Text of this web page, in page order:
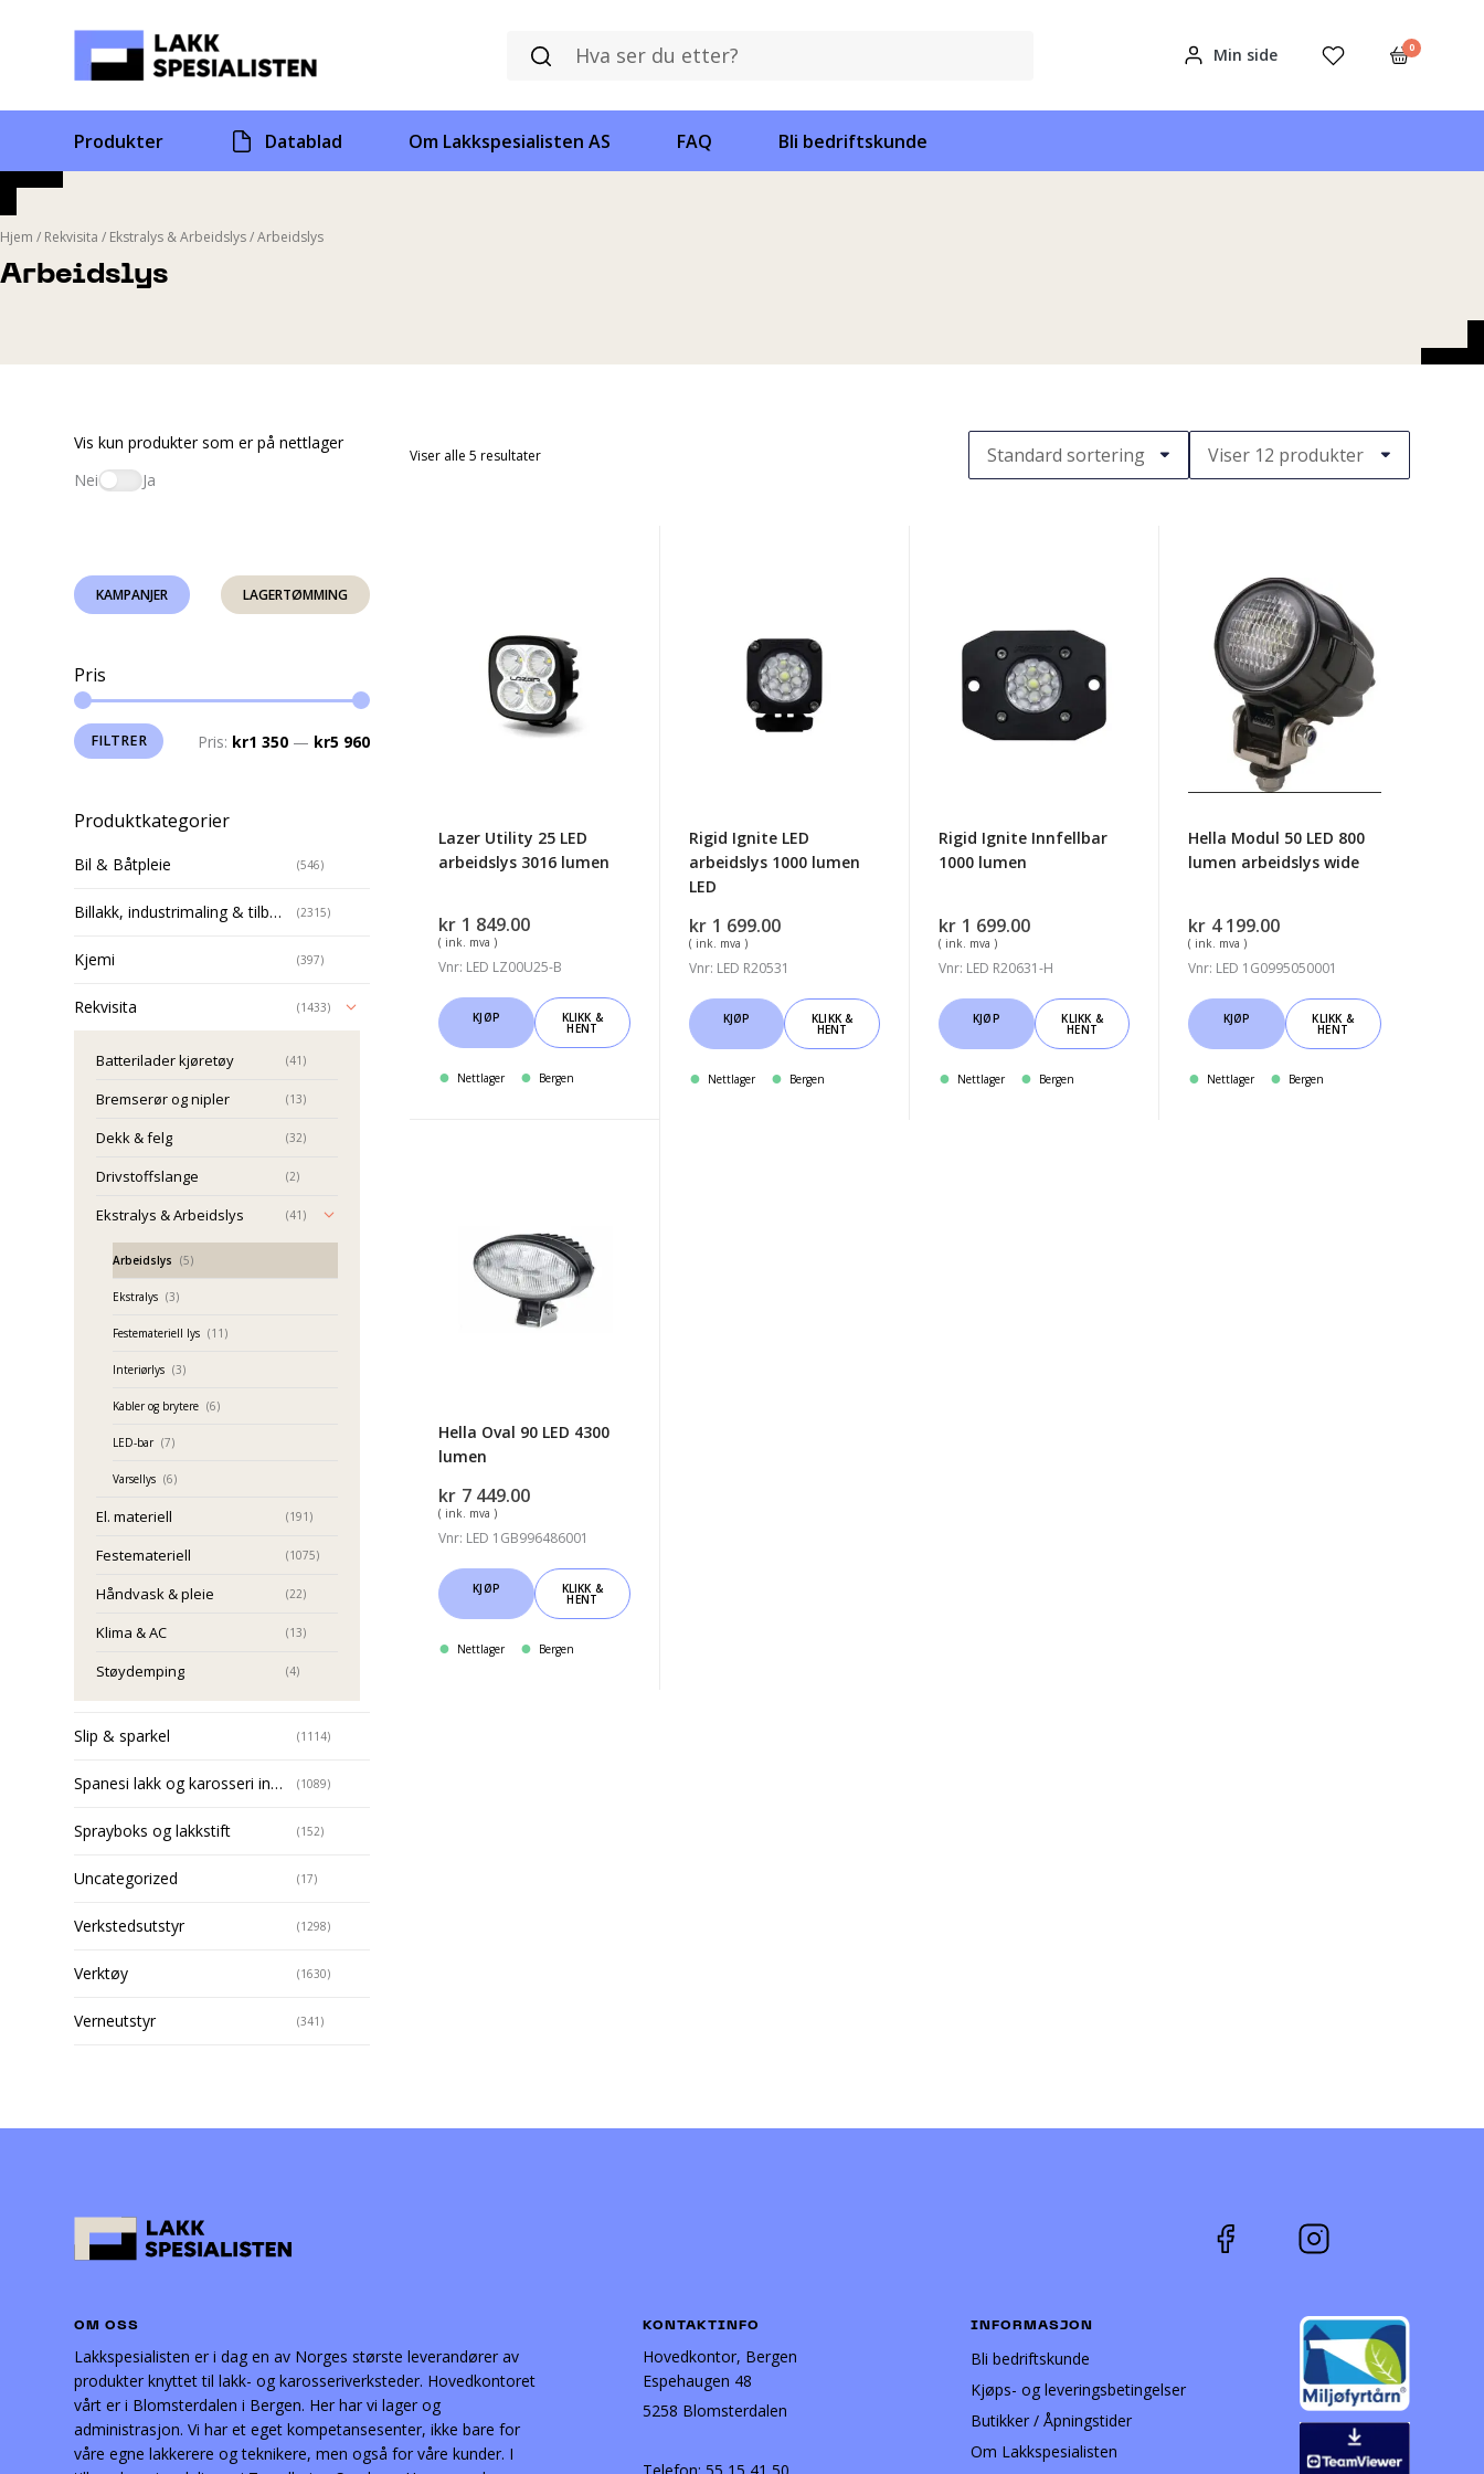
Min side 0
Produkter Datablad Om Lakkspesialisten AS FAQ Bli bedriftskunde
Arbeidslys
Hjem / Rekvisita / Ekstralys & Arbeidslys/Arbeidslys
KAMPANJER LAGERTØMMING
Pris
Min.
Makspris
FILTRER Pris: kr1 350 — kr5 960
Produktkategorier
Bil & Båtpleie (546)
Billakk, industrimaling & tilbehør (2315)
Kjemi (397)
Rekvisita (1433)
Batterilader kjøretøy (41)
Bremserør og nipler (13)
Dekk & felg (32)
Drivstoffslange (2)
Ekstralys & Arbeidslys (41)
Arbeidslys (5)
Ekstralys (3)
Festemateriell lys (11)
Interiørlys (3)
Kabler og brytere (6)
LED-bar (7)
Varsellys (6)
El. materiell (191)
Festemateriell (1075)
Håndvask & pleie (22)
Klima & AC (13)
Støydemping (4)
Slip & sparkel (1114)
Spanesi lakk og karosseri installasjoner (1089)
Sprayboks og lakkstift (152)
Uncategorized (17)
Verkstedsutstyr (1298)
Verktøy (1630)
Verneutstyr (341)
Viser alle 5 resultater
Vis kun produkter som er på nettlager
Nei
Ja
arbeidslys
Lazer Utility 25 LED
arbeidslys 3016 lumen
kr 1 849.00
( ink. mva )
Vnr: LED LZ00U25-B
KJØP KLIKK &
HENT
Nettlager Bergen
arbeidslys
Rigid Ignite LED
arbeidslys 1000 lumen
LED
kr 1 699.00
( ink. mva )
Vnr: LED R20531
KJØP KLIKK &
HENT
Nettlager Bergen
Innfellbar
1000
lumen
Rigid Ignite Innfellbar
1000 lumen
kr 1 699.00
( ink. mva )
Vnr: LED R20631-H
KJØP KLIKK &
HENT
Nettlager Bergen
Modul
LED
lumen
arbeidslys
Hella Modul 50 LED 800
lumen arbeidslys wide
kr 4 199.00
( ink. mva )
Vnr: LED 1G0995050001
KJØP KLIKK &
HENT
Nettlager Bergen
4300
Hella Oval 90 LED 4300
lumen
kr 7 449.00
( ink. mva )
Vnr: LED 1GB996486001
KJØP KLIKK &
HENT
Nettlager Bergen
OM OSS
Lakkspesialisten er i dag en av Norges største leverandører av
produkter knyttet til lakk- og karosseriverksteder. Hovedkontoret
vårt er i Blomsterdalen i Bergen. Her har vi lager og
administrasjon. Vi har et eget kompetansesenter, ikke bare for
våre egne lakkerere og teknikere, men også for våre kunder. I
KONTAKTINFO
Hovedkontor, Bergen
Espehaugen 48
5258 Blomsterdalen
INFORMASJON
Bli bedriftskunde
Kjøps- og leveringsbetingelser
Butikker / Åpningstider
Om Lakkspesialisten